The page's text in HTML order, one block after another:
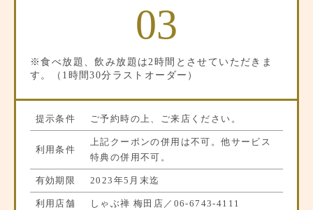
03
※食べ放題、飲み放題は2時間とさせていただきま
す。（1時間30分ラストオーダー）
提示条件 ご予約時の上、ご来店ください。
利用条件
上記クーポンの併用は不可。他サービス
特典の併用不可。
有効期限 2023年5月末迄
利用店舗 しゃぶ禅 梅田店／ 06-6743-4111